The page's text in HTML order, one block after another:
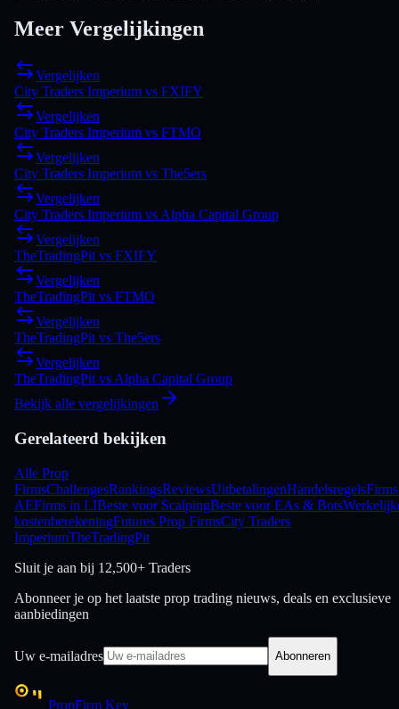
Meer Vergelijkingen
Vergelijken
City Traders Imperium vs FXIFY
Vergelijken
City Traders Imperium vs FTMO
Vergelijken
City Traders Imperium vs The5ers
Vergelijken
City Traders Imperium vs Alpha Capital Group
Vergelijken
TheTradingPit vs FXIFY
Vergelijken
TheTradingPit vs FTMO
Vergelijken
TheTradingPit vs The5ers
Vergelijken
TheTradingPit vs Alpha Capital Group
Bekijk alle vergelijkingen
Gerelateerd bekijken
Alle Prop
FirmsChallengesRankingsReviewsUitbetalingenHandelsregels
AEFirms in LIBeste voor ScalpingBeste voor EAs & Bots
kostenberekeningFutures Prop FirmsCity Traders
ImperiumTheTradingPit
Sluit je aan bij 12,500+ Traders
Abonneer je op het laatste prop trading nieuws, deals en exclusieve
aanbiedingen
Uw e-mailadres Abonneren
PropFirm Key